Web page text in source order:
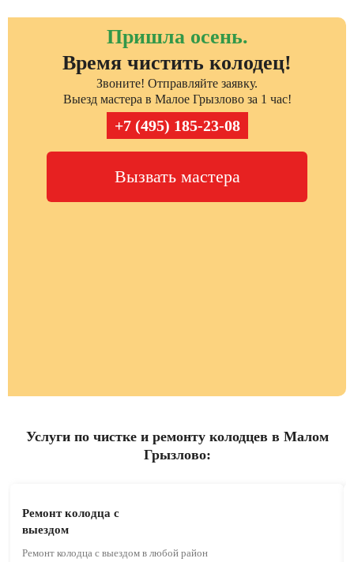
Пришла осень.
Время чистить колодец!
Звоните! Отправляйте заявку.
Выезд мастера в Малое Грызлово за 1 час!
+7 (495) 185-23-08
Вызвать мастера
Услуги по чистке и ремонту колодцев в Малом
Грызлово:
Ремонт колодца с
выездом
Ремонт колодца с выездом в любой район